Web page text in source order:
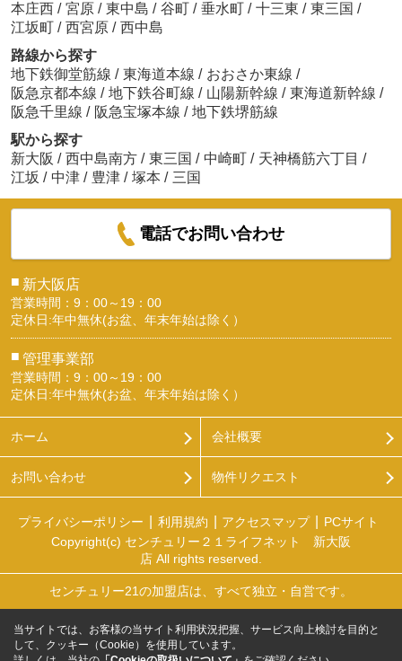
本庄西 / 宮原 / 東中島 / 谷町 / 垂水町 / 十三東 / 東三国 /
江坂町 / 西宮原 / 西中島
路線から探す
地下鉄御堂筋線 / 東海道本線 / おおさか東線 /
阪急京都本線 / 地下鉄谷町線 / 山陽新幹線 / 東海道新幹線 /
阪急千里線 / 阪急宝塚本線 / 地下鉄堺筋線
駅から探す
新大阪 / 西中島南方 / 東三国 / 中崎町 / 天神橋筋六丁目 /
江坂 / 中津 / 豊津 / 塚本 / 三国
電話でお問い合わせ
■ 新大阪店
営業時間：9：00～19：00
定休日:年中無休(お盆、年末年始は除く）
■ 管理事業部
営業時間：9：00～19：00
定休日:年中無休(お盆、年末年始は除く）
ホーム 会社概要
お問い合わせ 物件リクエスト
プライバシーポリシー 利用規約 アクセスマップ
PCサイト
Copyright(c) センチュリー２１ライフネット 新大阪
店 All rights reserved.
センチュリー21の加盟店は、すべて独立・自営です。
当サイトでは、お客様の当サイト利用状況把握、サービス向上検討を目的と
して、クッキー（Cookie）を使用しています。